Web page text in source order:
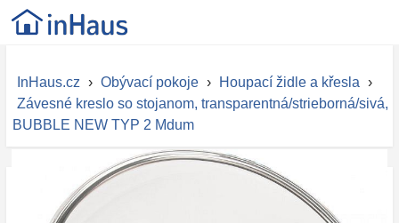
InHaus.cz › Obývací pokoje › Houpací židle a křesla ›
Závesné kreslo so stojanom, transparentná/strieborná/sivá,
BUBBLE NEW TYP 2 Mdum